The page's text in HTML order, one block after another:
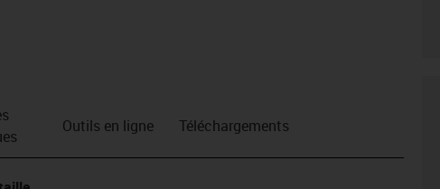
Outils en ligne Téléchargements